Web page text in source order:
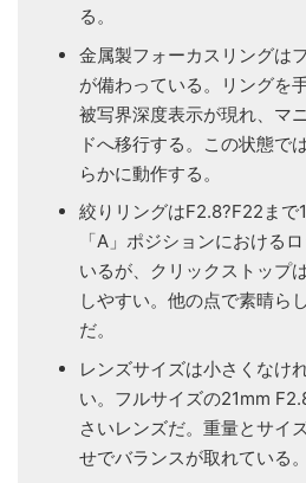
る。
金属製フォーカスリングは
が備わっている。リングを
被写界深度表示が現れ、マ
ドへ移行する。この状態で
らかに動作する。
絞りリングはF2.8?F22まで
「A」ポジションにおける
いるが、クリックストップ
しやすい。他の点で素晴ら
だ。
レンズサイズは小さくなけ
い。フルサイズの21mm
さいレンズだ。重量とサイ
せでバランスが取れている。